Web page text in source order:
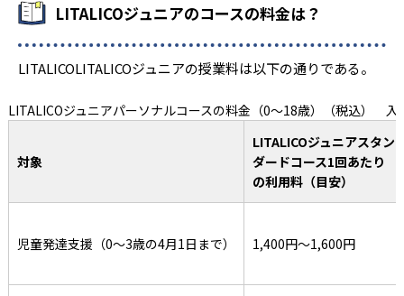
LITALICOジュニアのコースの料金は？
LITALICOLITALICOジュニアの授業料は以下の通りである。
LITALICOジュニアパーソナルコースの料金（0～18歳）（税込）
対象
LITALICOジュニアスタン
ダードコース1回あたり
の利用料（目安）
児童発達支援（0～3歳の4月1日まで） 1,400円～1,600円